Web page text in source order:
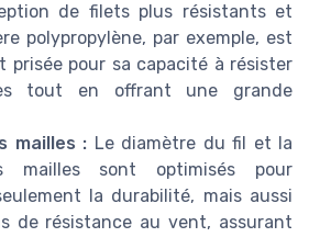
de filets plus résistants et
polypropylène, par exemple, est
prisée pour sa capacité à résister
tout en offrant une grande
mailles : Le diamètre du fil et la
mailles sont optimisés pour
la durabilité, mais aussi
de résistance au vent, assurant